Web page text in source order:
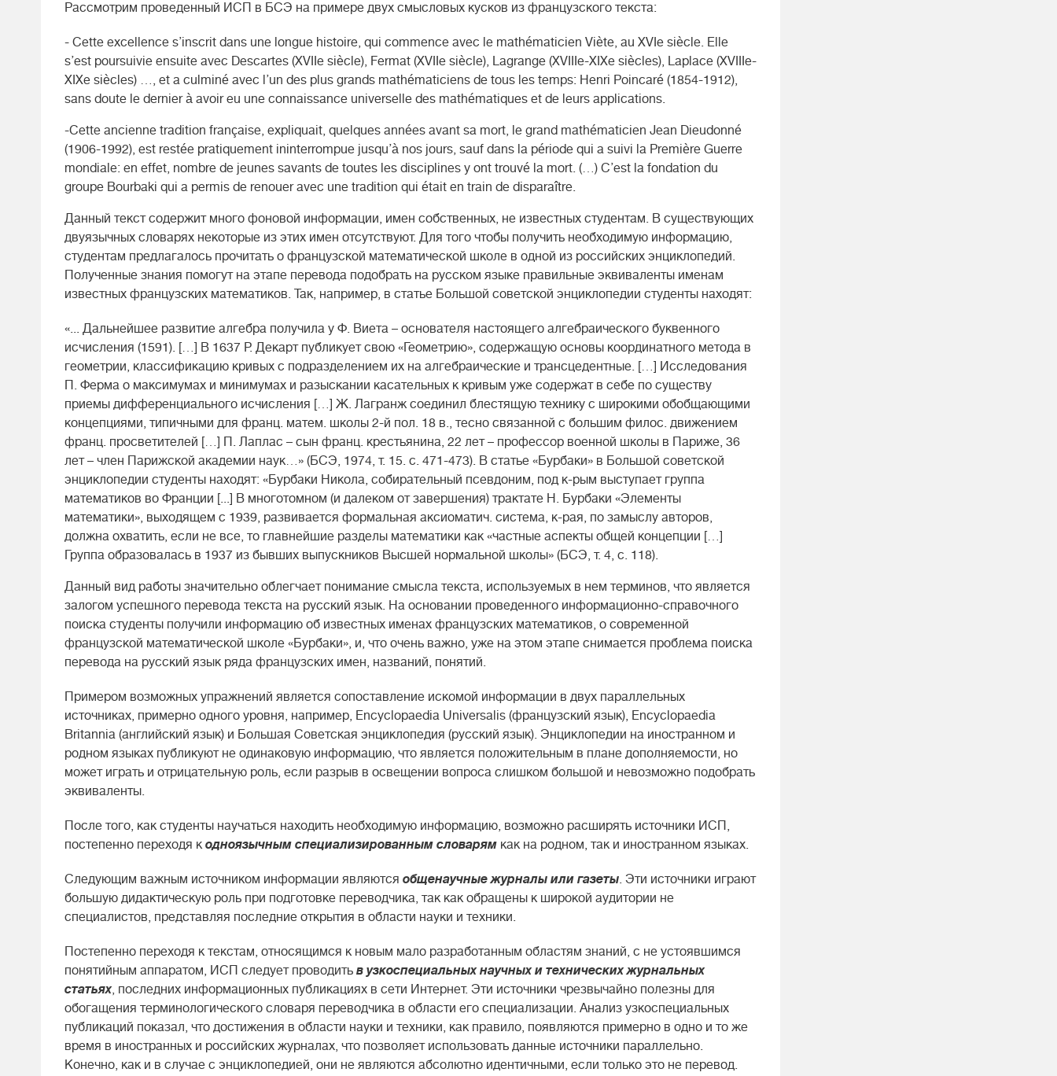
Рассмотрим проведенный ИСП в БСЭ на примере двух смысловых кусков из французского текста:
- Cette excellence s’inscrit dans une longue histoire, qui commence avec le mathématicien Viète, au XVIe siècle. Elle
s’est poursuivie ensuite avec Descartes (XVIIe siècle), Fermat (XVIIe siècle), Lagrange (XVIIIe-XIXe siècles), Laplace (XVIIIe-
XIXe siècles) …, et a culminé avec l’un des plus grands mathématiciens de tous les temps: Henri Poincaré (1854-1912),
sans doute le dernier à avoir eu une connaissance universelle des mathématiques et de leurs applications.
-Cette ancienne tradition française, expliquait, quelques années avant sa mort, le grand mathématicien Jean Dieudonné
(1906-1992), est restée pratiquement ininterrompue jusqu’à nos jours, sauf dans la période qui a suivi la Première Guerre
mondiale: en effet, nombre de jeunes savants de toutes les disciplines y ont trouvé la mort. (…) C’est la fondation du
groupe Bourbaki qui a permis de renouer avec une tradition qui était en train de disparaître.
Данный текст содержит много фоновой информации, имен собственных, не известных студентам. В существующих
двуязычных словарях некоторые из этих имен отсутствуют. Для того чтобы получить необходимую информацию,
студентам предлагалось прочитать о французской математической школе в одной из российских энциклопедий.
Полученные знания помогут на этапе перевода подобрать на русском языке правильные эквиваленты именам
известных французских математиков. Так, например, в статье Большой советской энциклопедии студенты находят:
«... Дальнейшее развитие алгебра получила у Ф. Виета – основателя настоящего алгебраического буквенного
исчисления (1591). […] В 1637 Р. Декарт публикует свою «Геометрию», содержащую основы координатного метода в
геометрии, классификацию кривых с подразделением их на алгебраические и трансцедентные. […] Исследования
П. Ферма о максимумах и минимумах и разыскании касательных к кривым уже содержат в себе по существу
приемы дифференциального исчисления […] Ж. Лагранж соединил блестящую технику с широкими обобщающими
концепциями, типичными для франц. матем. школы 2-й пол. 18 в., тесно связанной с большим филос. движением
франц. просветителей […] П. Лаплас – сын франц. крестьянина, 22 лет – профессор военной школы в Париже, 36
лет – член Парижской академии наук…» (БСЭ, 1974, т. 15. с. 471-473). В статье «Бурбаки» в Большой советской
энциклопедии студенты находят: «Бурбаки Никола, собирательный псевдоним, под к-рым выступает группа
математиков во Франции [...] В многотомном (и далеком от завершения) трактате Н. Бурбаки «Элементы
математики», выходящем с 1939, развивается формальная аксиоматич. система, к-рая, по замыслу авторов,
должна охватить, если не все, то главнейшие разделы математики как «частные аспекты общей концепции […]
Группа образовалась в 1937 из бывших выпускников Высшей нормальной школы» (БСЭ, т. 4, с. 118).
Данный вид работы значительно облегчает понимание смысла текста, используемых в нем терминов, что является
залогом успешного перевода текста на русский язык. На основании проведенного информационно-справочного
поиска студенты получили информацию об известных именах французских математиков, о современной
французской математической школе «Бурбаки», и, что очень важно, уже на этом этапе снимается проблема поиска
перевода на русский язык ряда французских имен, названий, понятий.
Примером возможных упражнений является сопоставление искомой информации в двух параллельных
источниках, примерно одного уровня, например, Encyclopaedia Universalis (французский язык), Encyclopaedia
Britannia (английский язык) и Большая Советская энциклопедия (русский язык). Энциклопедии на иностранном и
родном языках публикуют не одинаковую информацию, что является положительным в плане дополняемости, но
может играть и отрицательную роль, если разрыв в освещении вопроса слишком большой и невозможно подобрать
эквиваленты.
После того, как студенты научаться находить необходимую информацию, возможно расширять источники ИСП,
постепенно переходя кодноязычным специализированным словарям как на родном, так и иностранном языках.
Следующим важным источником информации являются общенаучные журналы или газеты. Эти источники играют
большую дидактическую роль при подготовке переводчика, так как обращены к широкой аудитории не
специалистов, представляя последние открытия в области науки и техники.
Постепенно переходя к текстам, относящимся к новым мало разработанным областям знаний, с не устоявшимся
понятийным аппаратом, ИСП следует проводить в узкоспециальных научных и технических журнальных
статьях, последних информационных публикациях в сети Интернет. Эти источники чрезвычайно полезны для
обогащения терминологического словаря переводчика в области его специализации. Анализ узкоспециальных
публикаций показал, что достижения в области науки и техники, как правило, появляются примерно в одно и то же
время в иностранных и российских журналах, что позволяет использовать данные источники параллельно.
Конечно, как и в случае с энциклопедией, они не являются абсолютно идентичными, если только это не перевод.